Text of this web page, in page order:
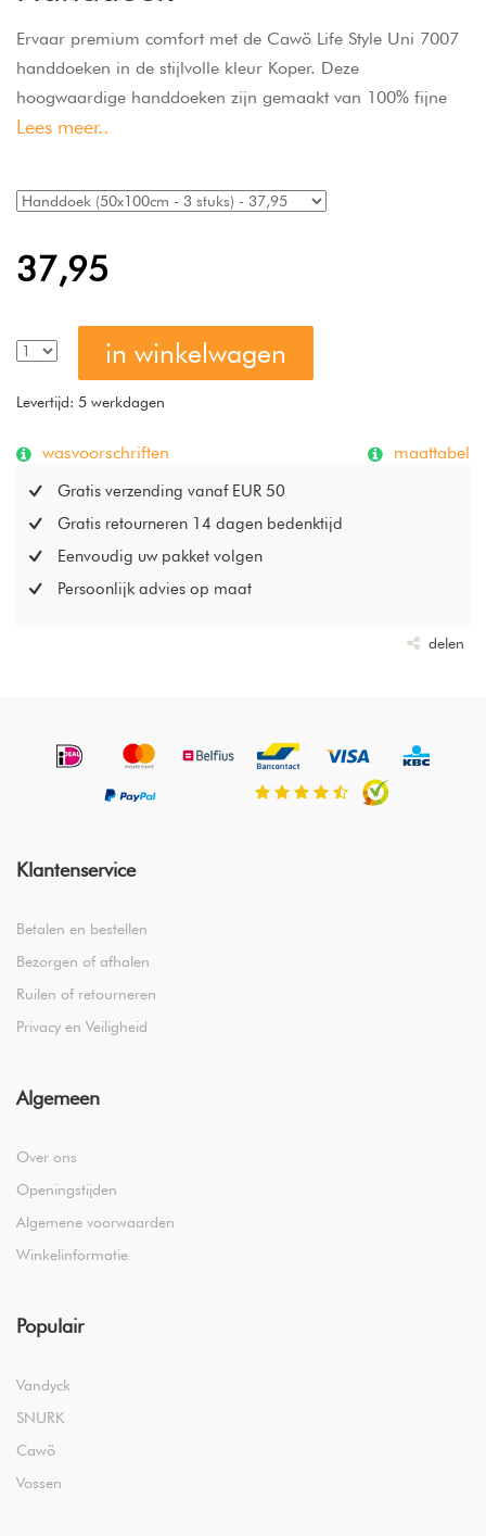
Ervaar premium comfort met de Cawö Life Style Uni 7007
handdoeken in de stijlvolle kleur Koper. Deze
hoogwaardige handdoeken zijn gemaakt van 100% fijne
katoen met een zachte, fluweelachtige structuur en bieden
moderne uitstraling. De handdoeken zijn
de trommel-droger, waardoor ze perfect zijn voor dagelijks
aanvulling op je bad- of wellness-collectie.
Lees meer..
37,95
in winkelwagen
Levertijd: 5 werkdagen
wasvoorschriften maattabel
Gratis verzending vanaf EUR 50
Gratis retourneren 14 dagen bedenktijd
Eenvoudig uw pakket volgen
Persoonlijk advies op maat
delen
Klantenservice
Betalen en bestellen
Bezorgen of afhalen
Ruilen of retourneren
Privacy en Veiligheid
Algemeen
Over ons
Openingstijden
Algemene voorwaarden
Winkelinformatie
Populair
Vandyck
SNURK
Cawö
Vossen